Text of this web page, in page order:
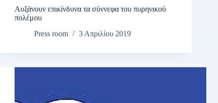
Αυξάνουν επικίνδυνα τα σύννεφα του πυρηνικού
πολέμου
Press room
3 Απριλίου 2019